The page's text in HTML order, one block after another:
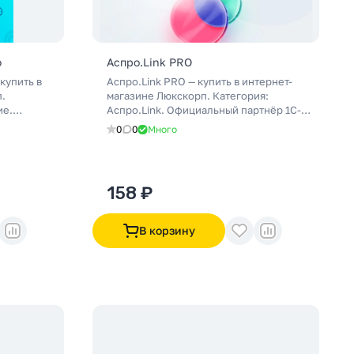
в
Аспро.Link PRO
Аспро.Link PRO — купить в интернет-
магазине Люкскорп. Категория:
Аспро.Link. Официальный партнёр 1С-
Битрикс: подбор, внедрение и
поддержка. Доставка по России.
0 0 Много
158 ₽
В корзину